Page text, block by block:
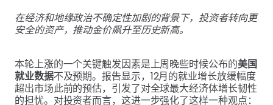
在经济和地缘政治不确定性加剧的背景下，投资者转向更
安全的资产，推动金价飙升至历史新高。
本轮上涨的一个关键触发因素是上周晚些时候公布的美国
就业数据不及预期。报告显示，12月的就业增长放缓幅度
超出市场此前的预估，引发了对全球最大经济体增长韧性
的担忧。对投资者而言，这进一步强化了这样一种观点：